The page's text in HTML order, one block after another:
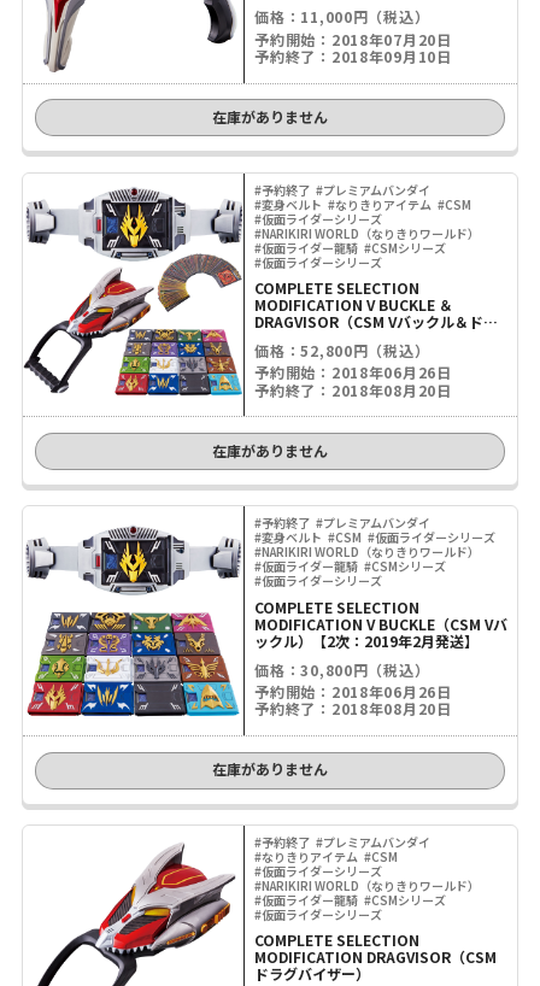
価格：11,000円（税込）
予約開始：2018年07月20日
予約終了：2018年09月10日
在庫がありません
#予約終了 #プレミアムバンダイ
#変身ベルト #なりきりアイテム #CSM
#仮面ライダーシリーズ
#NARIKIRI WORLD（なりきりワールド）
#仮面ライダー龍騎 #CSMシリーズ
#仮面ライダーシリーズ
COMPLETE SELECTION
MODIFICATION V BUCKLE ＆
DRAGVISOR（CSM Vバックル＆ドラ
価格：52,800円（税込）
予約開始：2018年06月26日
予約終了：2018年08月20日
在庫がありません
#予約終了 #プレミアムバンダイ
#変身ベルト #CSM #仮面ライダーシリーズ
#NARIKIRI WORLD（なりきりワールド）
#仮面ライダー龍騎 #CSMシリーズ
#仮面ライダーシリーズ
COMPLETE SELECTION
MODIFICATION V BUCKLE（CSM Vバ
ックル）【2次：2019年2月発送】
価格：30,800円（税込）
予約開始：2018年06月26日
予約終了：2018年08月20日
在庫がありません
#予約終了 #プレミアムバンダイ
#なりきりアイテム #CSM
#仮面ライダーシリーズ
#NARIKIRI WORLD（なりきりワールド）
#仮面ライダー龍騎 #CSMシリーズ
#仮面ライダーシリーズ
COMPLETE SELECTION
MODIFICATION DRAGVISOR（CSM
ドラグバイザー）